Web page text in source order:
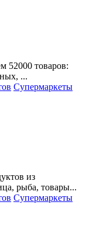
52000 товаров:
...
Супермаркеты
из
рыба, товары...
Супермаркеты